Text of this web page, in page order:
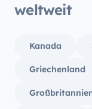
weltweit
Kanada
Griechenland